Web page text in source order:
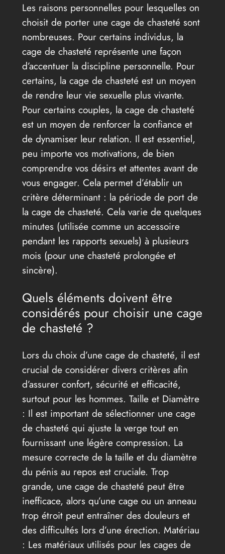
Les raisons personnelles pour lesquelles on
choisit de porter une cage de chasteté sont
nombreuses. Pour certains individus, la
cage de chasteté représente une façon
d’accentuer la discipline personnelle. Pour
certains, la cage de chasteté est un moyen
de rendre leur vie sexuelle plus vivante.
Pour certains couples, la cage de chasteté
est un moyen de renforcer la confiance et
de dynamiser leur relation. Il est essentiel,
peu importe vos motivations, de bien
comprendre vos désirs et attentes avant de
vous engager. Cela permet d’établir un
critère déterminant : la période de port de
la cage de chasteté. Cela varie de quelques
minutes (utilisée comme un accessoire
pendant les rapports sexuels) à plusieurs
mois (pour une chasteté prolongée et
sincère).
Quels éléments doivent être
considérés pour choisir une cage
de chasteté ?
Lors du choix d’une cage de chasteté, il est
crucial de considérer divers critères afin
d’assurer confort, sécurité et efficacité,
surtout pour les hommes. Taille et Diamètre
: Il est important de sélectionner une cage
de chasteté qui ajuste la verge tout en
fournissant une légère compression. La
mesure correcte de la taille et du diamètre
du pénis au repos est cruciale. Trop
grande, une cage de chasteté peut être
inefficace, alors qu’une cage ou un anneau
trop étroit peut entraîner des douleurs et
des difficultés lors d’une érection. Matériau
: Les matériaux utilisés pour les cages de